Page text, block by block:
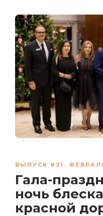
ВЫПУСК #31.
Гала-
ночь
красной